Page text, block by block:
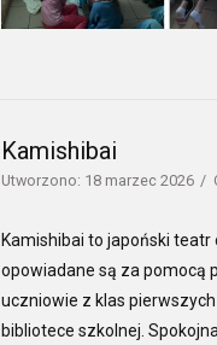
Kamishibai
Utworzono: 18 marzec 2026
Kamishibai to japoński
opowiadane są za pomocą
uczniowie z klas
bibliotece szkolnej.